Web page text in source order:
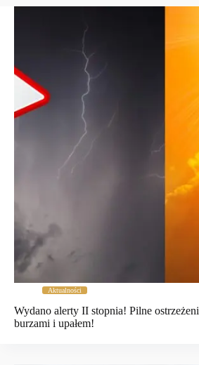
Aktualności
Wydano alerty II stopnia! Pilne
burzami i upałem!